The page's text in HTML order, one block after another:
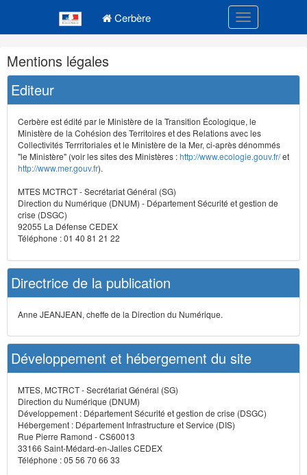
Cerbère Toggle
Navigation
et
outils
annexes
Mentions légales
Editeur
Cerbère est édité par le Ministère de la Transition Écologique, le
Ministère de la Cohésion des Territoires et des Relations avec les
Collectivités Terrritoriales et le Ministère de la Mer, ci-après dénommés
"le Ministère" (voir les sites des Ministères :http://www.ecologie.gouv.fr/et
http://www.mer.gouv.fr).
MTES MCTRCT - Secrétariat Général (SG)
Direction du Numérique (DNUM) - Département Sécurité et gestion de
crise (DSGC)
92055 La Défense CEDEX
Téléphone : 01 40 81 21 22
Directrice de la publication
Anne JEANJEAN, cheffe de la Direction du Numérique.
Développement et hébergement du site
MTES, MCTRCT - Secrétariat Général (SG)
Direction du Numérique (DNUM)
Développement : Département Sécurité et gestion de crise (DSGC)
Hébergement : Département Infrastructure et Service (DIS)
Rue Pierre Ramond - CS60013
33166 Saint-Médard-en-Jalles CEDEX
Téléphone : 05 56 70 66 33